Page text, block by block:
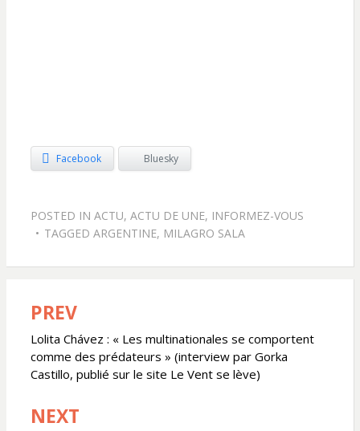
Facebook Bluesky
POSTED IN ACTU, ACTU DE UNE, INFORMEZ-VOUS
TAGGED ARGENTINE, MILAGRO SALA
Navigation
de
l’article
PREV
Lolita Chávez : « Les multinationales se comportent
comme des prédateurs » (interview par Gorka
Castillo, publié sur le site Le Vent se lève)
NEXT